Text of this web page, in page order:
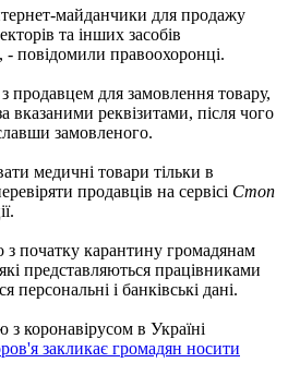
майданчики для продажу
та інших засобів
- повідомили правоохоронці.
продавцем для замовлення товару,
вказаними реквізитами, після чого
замовленого.
медичні товари тільки в
продавців на сервісі Стоп
з початку карантину громадянам
представляються працівниками
персональні і банківські дані.
з коронавірусом в Україні
закликає громадян носити